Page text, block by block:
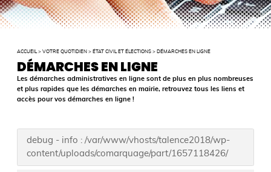
ACCUEIL >VOTRE QUOTIDIEN > ÉTAT CIVIL ET ÉLECTIONS > DÉMARCHES EN LIGNE
DÉMARCHES EN LIGNE
Les démarches administratives en ligne sont de plus en plus nombreuses
et plus rapides que les démarches en mairie, retrouvez tous les liens et
accès pour vos démarches en ligne !
debug - info : /var/www/vhosts/talence2018/wp-
content/uploads/comarquage/part/1657118426/